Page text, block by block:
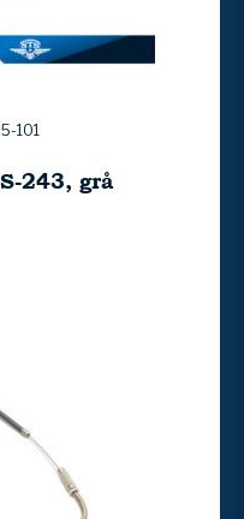
101
243, grå